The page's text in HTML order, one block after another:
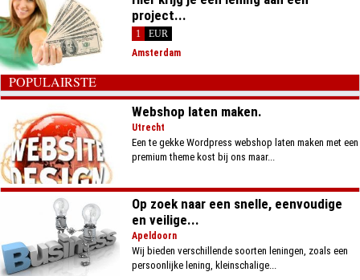
project...
1
EUR
Amsterdam
POPULAIRSTE
Webshop laten maken.
Utrecht
Een te gekke Wordpress webshop laten maken met een
premium theme kost bij ons maar...
Op zoek naar een snelle, eenvoudige
en veilige...
Apeldoorn
Wij bieden verschillende soorten leningen, zoals een
persoonlijke lening, kleinschalige...